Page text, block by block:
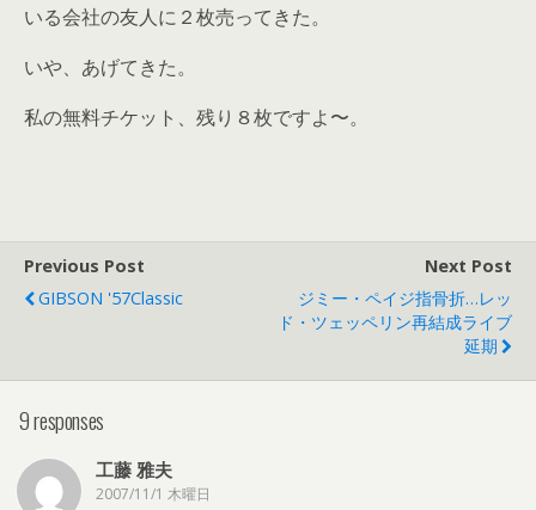
いる会社の友人に２枚売ってきた。
いや、あげてきた。
私の無料チケット、残り８枚ですよ〜。
Previous Post
GIBSON '57Classic
Next Post
ジミー・ペイジ指骨折…レッ
ド・ツェッペリン再結成ライブ
延期
9 responses
工藤 雅夫
2007/11/1 木曜日